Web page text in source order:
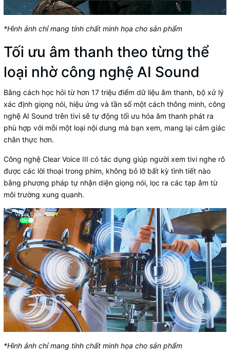
*Hình ảnh chỉ mang tính chất minh họa cho sản phẩm
Tối ưu âm thanh theo từng thể
loại nhờ công nghệ AI Sound
Bằng cách học hỏi từ hơn 17 triệu điểm dữ liệu âm thanh, bộ xử lý
xác định giọng nói, hiệu ứng và tần số một cách thông minh, công
nghệ AI Sound trên tivi sẽ tự động tối ưu hóa âm thanh phát ra
phù hợp với mỗi một loại nội dung mà bạn xem, mang lại cảm giác
chân thực hơn.
Công nghệ Clear Voice III có tác dụng giúp người xem tivi nghe rõ
được các lời thoại trong phim, không bỏ lỡ bất kỳ tình tiết nào
bằng phương pháp tự nhận diện giọng nói, lọc ra các tạp âm từ
môi trường xung quanh.
*Hình ảnh chỉ mang tính chất minh họa cho sản phẩm